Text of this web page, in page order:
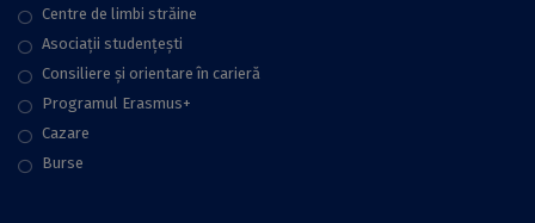
Centre de limbi străine
Asociații studențești
Consiliere şi orientare în carieră
Programul Erasmus+
Cazare
Burse